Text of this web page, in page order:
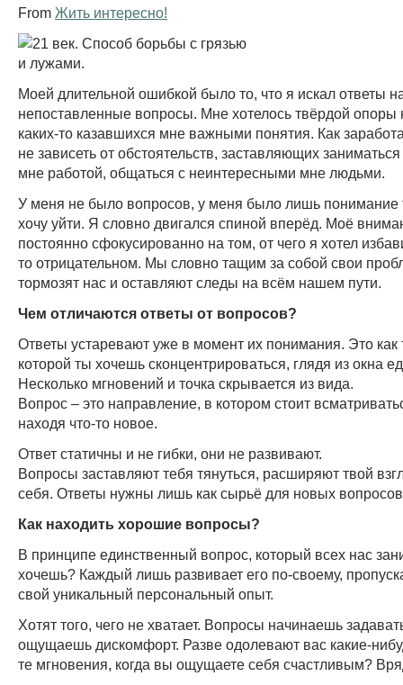
From Жить интересно!
Моей длительной ошибкой было то, что я искал ответы
непоставленные вопросы. Мне хотелось твёрдой опоры
каких-то казавшихся мне важными понятия. Как
не зависеть от обстоятельств, заставляющих
мне работой, общаться с неинтересными мне людьми.
У меня не было вопросов, у меня было лишь понимание
хочу уйти. Я словно двигался спиной вперёд. Моё
постоянно сфокусированно на том, от чего я хотел
то отрицательном. Мы словно тащим за собой свои
тормозят нас и оставляют следы на всём нашем пути.
Чем отличаются ответы от вопросов?
Ответы устаревают уже в момент их понимания. Это как
которой ты хочешь сконцентрироваться, глядя из окна
Несколько мгновений и точка скрывается из вида.
Вопрос – это направление, в котором стоит
находя что-то новое.
Ответ статичны и не гибки, они не развивают.
Вопросы заставляют тебя тянуться, расширяют твой
себя. Ответы нужны лишь как сырьё для новых
Как находить хорошие вопросы?
В принципе единственный вопрос, который всех нас
хочешь? Каждый лишь развивает его по-своему,
свой уникальный персональный опыт.
Хотят того, чего не хватает. Вопросы начинаешь
ощущаешь дискомфорт. Разве одолевают вас какие-
те мгновения, когда вы ощущаете себя счастливым?